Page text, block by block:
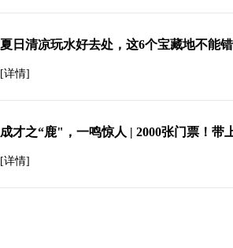
夏日清凉玩水好去处，这6个宝藏地不能
[详情]
成才之“鹿"，一鸣惊人 | 2000张门票！
[详情]